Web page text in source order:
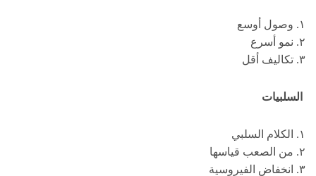
١. وصول أوسع
٢. نمو أسرع
٣. تكاليف أقل
السلبيات
١. الكلام السلبي
٢. من الصعب قياسها
٣. انخفاض الفيروسية